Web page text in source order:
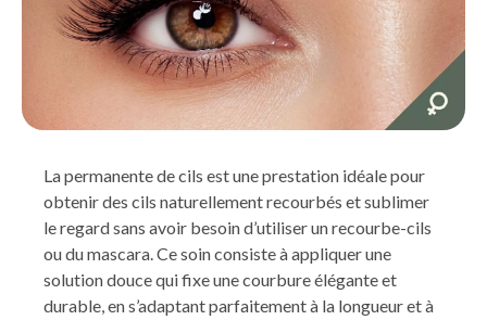
La permanente de cils est une prestation idéale pour
obtenir des cils naturellement recourbés et sublimer
le regard sans avoir besoin d’utiliser un recourbe-cils
ou du mascara. Ce soin consiste à appliquer une
solution douce qui fixe une courbure élégante et
durable, en s’adaptant parfaitement à la longueur et à